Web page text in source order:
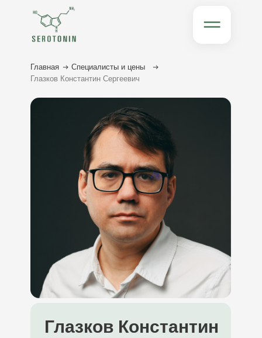
Глазков Константин
Главная
Специалисты и цены
Глазков Константин Сергеевич